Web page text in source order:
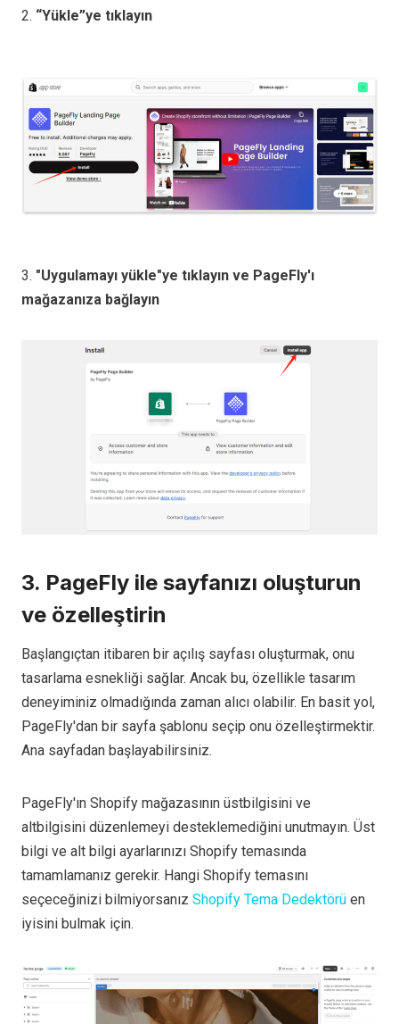
2. “Yükle”ye tıklayın
3. "Uygulamayı yükle"ye tıklayın ve PageFly'ı
mağazanıza bağlayın
3. PageFly ile sayfanızı oluşturun
ve özelleştirin
Başlangıçtan itibaren bir açılış sayfası oluşturmak, onu
tasarlama esnekliği sağlar. Ancak bu, özellikle tasarım
deneyiminiz olmadığında zaman alıcı olabilir. En basit yol,
PageFly'dan bir sayfa şablonu seçip onu özelleştirmektir.
Ana sayfadan başlayabilirsiniz.
PageFly'ın Shopify mağazasının üstbilgisini ve
altbilgisini düzenlemeyi desteklemediğini unutmayın. Üst
bilgi ve alt bilgi ayarlarınızı Shopify temasında
tamamlamanız gerekir. Hangi Shopify temasını
seçeceğinizi bilmiyorsanız Shopify Tema Dedektörü en
iyisini bulmak için.